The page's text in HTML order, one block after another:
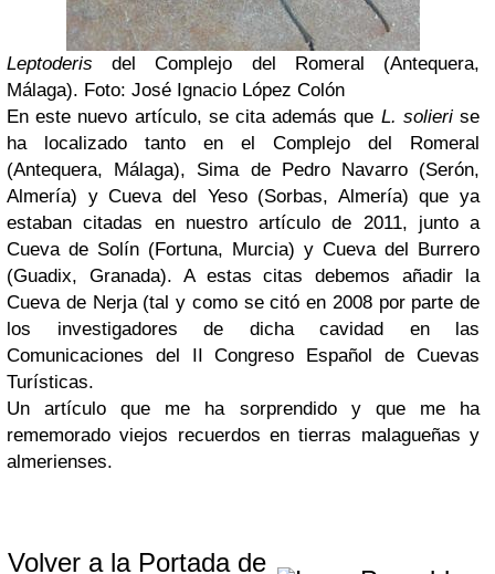
Leptoderis del Complejo del Romeral (Antequera,
Málaga). Foto: José Ignacio López Colón
En este nuevo artículo, se cita además que L. solierise
ha localizado tanto en el Complejo del Romeral
(Antequera, Málaga), Sima de Pedro Navarro (Serón,
Almería) y Cueva del Yeso (Sorbas, Almería) que ya
estaban citadas en nuestro artículo de 2011, junto a
Cueva de Solín (Fortuna, Murcia) y Cueva del Burrero
(Guadix, Granada). A estas citas debemos añadir la
Cueva de Nerja (tal y como se citó en 2008 por parte de
los investigadores de dicha cavidad en las
Comunicaciones del II Congreso Español de Cuevas
Turísticas.
Un artículo que me ha sorprendido y que me ha
rememorado viejos recuerdos en tierras malagueñas y
almerienses.
Volver a la Portada de